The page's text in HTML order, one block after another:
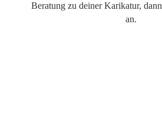
Beratung zu deiner Karikatur,
an.